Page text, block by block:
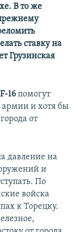
В то же
ставку на
Грузинская
16помогут
армии и хотя бы
от
давление на
и
По
войска
к Торецку.